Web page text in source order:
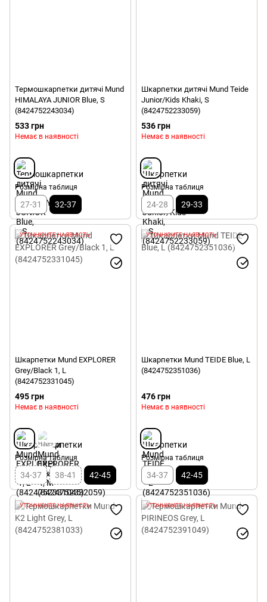
Термошкарпетки дитячі Mund
HIMALAYA JUNIOR Blue, S
(8424752243034)
533 грн
Немає в наявності
Розмірна таблиця
27-31 32-37
Шкарпетки дитячі Mund Teide
Junior/Kids Khaki, S
(8424752233059)
536 грн
Немає в наявності
Розмірна таблиця
24-28 29-33
УТОЧНЮЙТЕ НАЯВНІСТЬ
Шкарпетки Mund EXPLORER
Grey/Black 1, L
(8424752331045)
495 грн
Немає в наявності
Розмірна таблиця
34-37 38-41 42-45
УТОЧНЮЙТЕ НАЯВНІСТЬ
Шкарпетки Mund TEIDE Blue, L
(8424752351036)
476 грн
Немає в наявності
Розмірна таблиця
34-37 42-45
УТОЧНЮЙТЕ НАЯВНІСТЬ УТОЧНЮЙТЕ НАЯВНІСТЬ